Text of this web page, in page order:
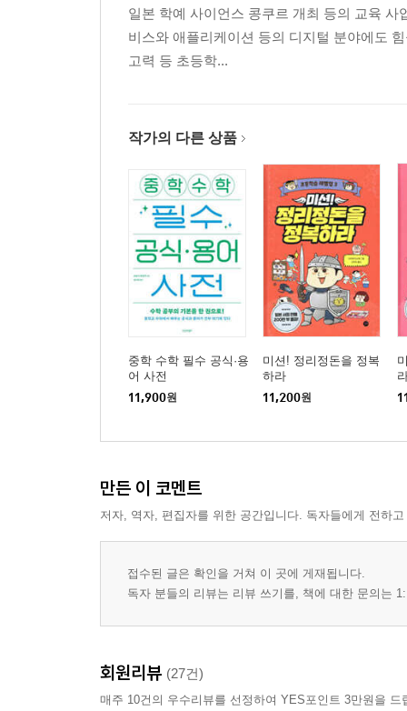
일본 학예 사이언스 콩쿠르 개최 등의 교육
비스와 애플리케이션 등의 디지털 분야에도
고력 등 초등학...
작가의 다른 상품
중학 수학 필수 공식·용
어 사전
11,900원
미션! 정리정돈을 정복
하라
11,200원
만든 이 코멘트
저자, 역자, 편집자를 위한 공간입니다. 독자들에게 전하
접수된 글은 확인을 거쳐 이 곳에 게재됩니다.
독자 분들의 리뷰는 리뷰 쓰기를, 책에 대한 문의는
회원리뷰 (27건)
매주 10건의 우수리뷰를 선정하여 YES포인트 3만원을 드